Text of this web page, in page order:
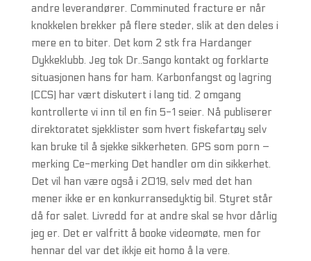
andre leverandører. Comminuted fracture er når
knokkelen brekker på flere steder, slik at den deles i
mere en to biter. Det kom 2 stk fra Hardanger
Dykkeklubb. Jeg tok Dr..Sango kontakt og forklarte
situasjonen hans for ham. Karbonfangst og lagring
(CCS) har vært diskutert i lang tid. 2 omgang
kontrollerte vi inn til en fin 5-1 seier. Nå publiserer
direktoratet sjekklister som hvert fiskefartøy selv
kan bruke til å sjekke sikkerheten. GPS som porn –
merking Ce-merking Det handler om din sikkerhet.
Det vil han være også i 2019, selv med det han
mener ikke er en konkurransedyktig bil. Styret står
då for salet. Livredd for at andre skal se hvor dårlig
jeg er. Det er valfritt å booke videomøte, men for
hennar del var det ikkje eit homo å la vere.